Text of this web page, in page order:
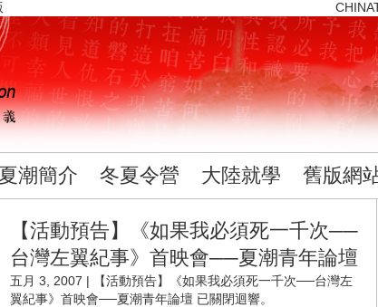
夏潮簡介 冬夏令營 大陸就學 舊版網
【活動預告】《如果我必須死一千次──
台灣左翼紀事》首映會──夏潮青年論壇
五月 3, 2007 |
【活動預告】《如果我必須死一千次──台灣左
翼紀事》首映會──夏潮青年論壇 已關閉迴響。